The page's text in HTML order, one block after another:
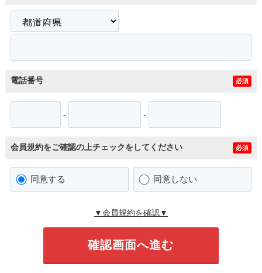
電話番号 必須
- -
会員規約をご確認の上チェックをしてください 必須
同意する 同意しない
▼会員規約を確認▼